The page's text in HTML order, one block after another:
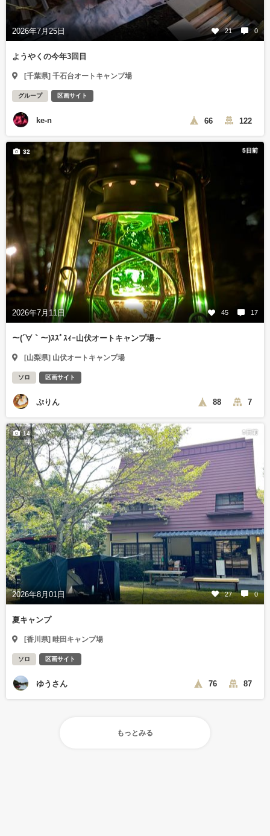
2026年7月25日 21 0
ようやくの今年3回目
[千葉県] 千石台オートキャンプ場
グループ 区画サイト
ke-n 66 122
5日前
2026年7月11日 45 17
32
～(´∀｀～)ｽｽﾞｽｨｰ山伏オートキャンプ場～
[山梨県] 山伏オートキャンプ場
ソロ 区画サイト
ぷりん 88 7
5日前
2026年8月01日 27 0
14
夏キャンプ
[香川県] 畦田キャンプ場
ソロ 区画サイト
ゆうさん 76 87
もっとみる